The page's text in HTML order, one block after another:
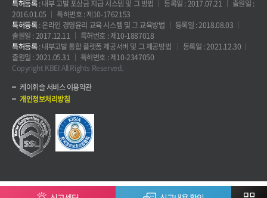
특허등록: 내부 고발 포상금 지급 시스템 및 그 방법 등록일 : 2017.07.21
출원일 :
2016.01.05
특허번호 : 제10-1762153
특허등록: 온라인 경영윤리 교육 시스템 및 그 교육방법
등록일 : 2018.08.03
출원일 : 2017.12.11
특허번호 : 제10-1887018
특허등록: 내부고발 통합 플랫폼 제공서버 및 그 제공방법
등록일 : 2021.12.30
출원일 : 2021.05.31
특허번호 : 제10-2347050
Copyright KBEI All Rights Reserved.
케이휘슬 서비스 이용약관
개인정보처리방침